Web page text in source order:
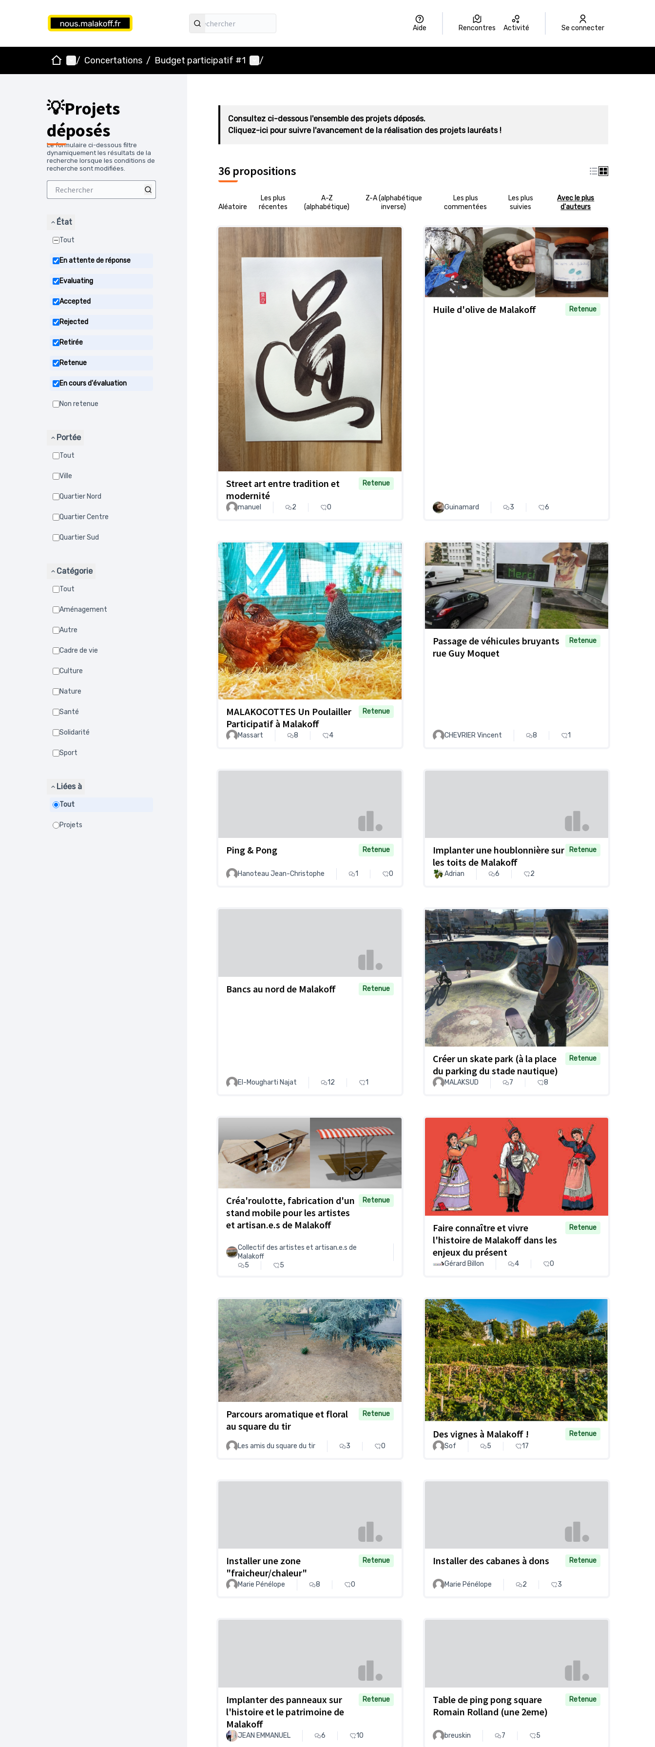
Aide Rencontres Activité Se connecter
AccueilMenu principal
/ Concertations / Budget participatif #1 Menu utilisateur
/
💡Projets
déposés
Le formulaire ci-dessous filtre
dynamiquement les résultats de la
recherche lorsque les conditions de
recherche sont modifiées.
État
Tout
En attente de réponse
Evaluating
Accepted
Rejected
Retirée
Retenue
En cours d'évaluation
Non retenue
Portée
Tout
Ville
Quartier Nord
Quartier Centre
Quartier Sud
Catégorie
Tout
Aménagement
Autre
Cadre de vie
Culture
Nature
Santé
Solidarité
Sport
Liées à
Tout
Projets
Consultez ci-dessous l'ensemble des projets déposés.
Cliquez-ici pour suivre l'avancement de la réalisation des projets lauréats !
36 propositions
Aléatoire
Les plus
récentes
A-Z
(alphabétique)
Z-A (alphabétique
inverse)
Les plus
commentées
Les plus
suivies
Avec le plus
d'auteurs
Street art entre tradition et
modernité
Retenue
manuel 2 0
Huile d'olive de Malakoff Retenue
Guinamard 3 6
MALAKOCOTTES Un Poulailler
Participatif à Malakoff
Retenue
Massart 8 4
Passage de véhicules bruyants
rue Guy Moquet
Retenue
CHEVRIER Vincent 8 1
Ping & Pong Retenue
Hanoteau Jean-Christophe 1 0
Implanter une houblonnière sur
les toits de Malakoff
Retenue
Adrian 6 2
Bancs au nord de Malakoff Retenue
El-Mougharti Najat 12 1
Créer un skate park (à la place
du parking du stade nautique)
Retenue
MALAKSUD 7 8
Créa'roulotte, fabrication d'un
stand mobile pour les artistes
et artisan.e.s de Malakoff
Retenue
Collectif des artistes et artisan.e.s de
Malakoff
5
5
Faire connaître et vivre
l'histoire de Malakoff dans les
enjeux du présent
Retenue
Gérard Billon 4 0
Parcours aromatique et floral
au square du tir
Retenue
Les amis du square du tir 3 0
Des vignes à Malakoff !
Retenue
Sof
5 17
Installer une zone
"fraicheur/chaleur"
Retenue
Marie Pénélope 8 0
Installer des cabanes à dons Retenue
Marie Pénélope 2 3
Implanter des panneaux sur
l'histoire et le patrimoine de
Malakoff
Retenue
JEAN EMMANUEL 6 10
Table de ping pong square
Romain Rolland (une 2eme)
Retenue
breuskin 7 5